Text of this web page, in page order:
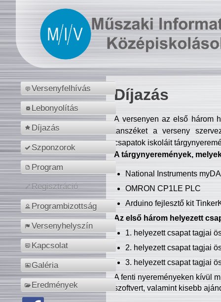
Versenyfelhívás
Lebonyolítás
Díjazás
Szponzorok
Program
Regisztráció
Programbizottság
Versenyhelyszín
Kapcsolat
Galéria
Eredmények
Díjazás
A versenyen az első három
tanszéket a verseny
csapatok iskoláit
A tárgynyeremények,
National Instruments
OMRON CP1LE PLC
Arduino fejlesztő kit
Az első három helyezett
1. helyezett csapat tagjai
2. helyezett csapat tagjai
3. helyezett csapat tagjai
A fenti nyereményeken kívül
szoftvert, valamint kisebb